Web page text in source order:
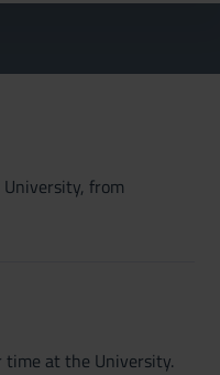
from
at the University.